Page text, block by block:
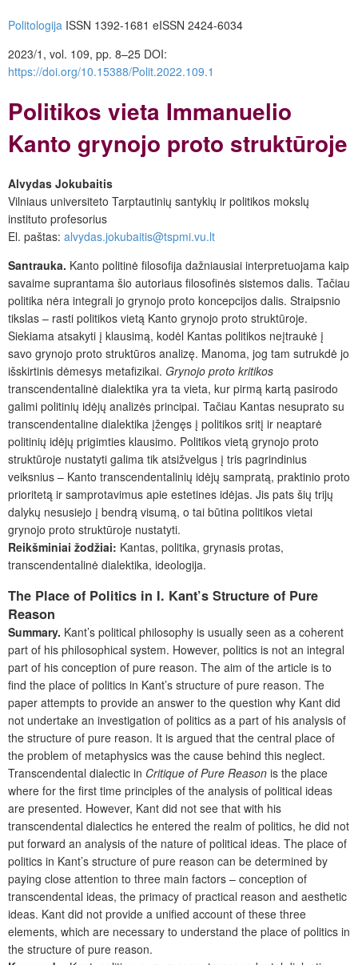
Politologija ISSN 1392-1681 eISSN 2424-6034
2023/1, vol. 109, pp. 8–25 DOI:
https://doi.org/10.15388/Polit.2022.109.1
Politikos vieta Immanuelio
Kanto grynojo proto struktūroje
Alvydas Jokubaitis
Vilniaus universiteto Tarptautinių santykių ir politikos mokslų
instituto profesorius
El. paštas: alvydas.jokubaitis@tspmi.vu.lt
Santrauka. Kanto politinė filosofija dažniausiai interpretuojama kaip
savaime suprantama šio autoriaus filosofinės sistemos dalis. Tačiau
politika nėra integrali jo grynojo proto koncepcijos dalis. Straipsnio
tikslas – rasti politikos vietą Kanto grynojo proto struktūroje.
Siekiama atsakyti į klausimą, kodėl Kantas politikos neįtraukė į
savo grynojo proto struktūros analizę. Manoma, jog tam sutrukdė jo
išskirtinis dėmesys metafizikai. Grynojo proto kritikos
transcendentalinė dialektika yra ta vieta, kur pirmą kartą pasirodo
galimi politinių idėjų analizės principai. Tačiau Kantas nesuprato su
transcendentaline dialektika įžengęs į politikos sritį ir neaptarė
politinių idėjų prigimties klausimo. Politikos vietą grynojo proto
struktūroje nustatyti galima tik atsižvelgus į tris pagrindinius
veiksnius – Kanto transcendentalinių idėjų sampratą, praktinio proto
prioritetą ir samprotavimus apie estetines idėjas. Jis pats šių trijų
dalykų nesusiejo į bendrą visumą, o tai būtina politikos vietai
grynojo proto struktūroje nustatyti.
Reikšminiai žodžiai: Kantas, politika, grynasis protas,
transcendentalinė dialektika, ideo­logija.
The Place of Politics in I. Kant’s Structure of Pure
Reason
Summary. Kant’s political philosophy is usually seen as a coherent
part of his philosophical system. However, politics is not an integral
part of his conception of pure reason. The aim of the article is to
find the place of politics in Kant’s structure of pure reason. The
paper attempts to provide an answer to the question why Kant did
not undertake an investigation of politics as a part of his analysis of
the structure of pure reason. It is argued that the central place of
the problem of metaphysics was the cause behind this neglect.
Transcendental dialectic in Critique of Pure Reason is the place
where for the first time principles of the analysis of political ideas
are presented. However, Kant did not see that with his
transcendental dialectics he entered the realm of politics, he did not
put forward an analysis of the nature of political ideas. The place of
politics in Kant’s structure of pure reason can be determined by
paying close attention to three main factors – conception of
transcendental ideas, the primacy of practical reason and aesthetic
ideas. Kant did not provide a unified account of these three
elements, which are necessary to understand the place of politics in
the structure of pure reason.